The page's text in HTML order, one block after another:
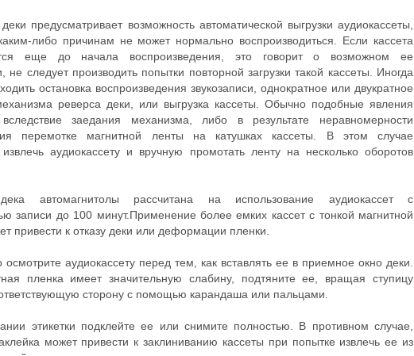
предусматривает возможность автоматической выгрузки аудиокассеты,
либо причинам не может нормально воспроизводиться. Если кассета
еще до начала воспроизведения, это говорит о возможном ее
не следует производить попытки повторной загрузки такой кассеты. Иногда
остановка воспроизведения звукозаписи, однократное или двукратное
реверса деки, или выгрузка кассеты. Обычно подобные явления
вследствие заедания механизма, либо в результате неравномерности
перемотке магнитной ленты на катушках кассеты. В этом случае
аудиокассету и вручную промотать ленту на несколько оборотов
автомагнитолы рассчитана на использование аудиокассет с
записи до 100 минут.Применение более емких кассет с тонкой магнитной
привести к отказу деки или деформации пленки.
осмотрите аудиокассету перед тем, как вставлять ее в приемное окно деки.
пленка имеет значительную слабину, подтяните ее, вращая ступицу
сторону с помощью карандаша или пальцами.
этикетки подклейте ее или снимите полностью. В противном случае,
может привести к заклиниванию кассеты при попытке извлечь ее из